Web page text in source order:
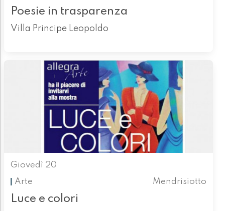
Poesie in trasparenza
Villa Principe Leopoldo
Giovedì 20
Arte
Mendrisiotto
Luce e colori